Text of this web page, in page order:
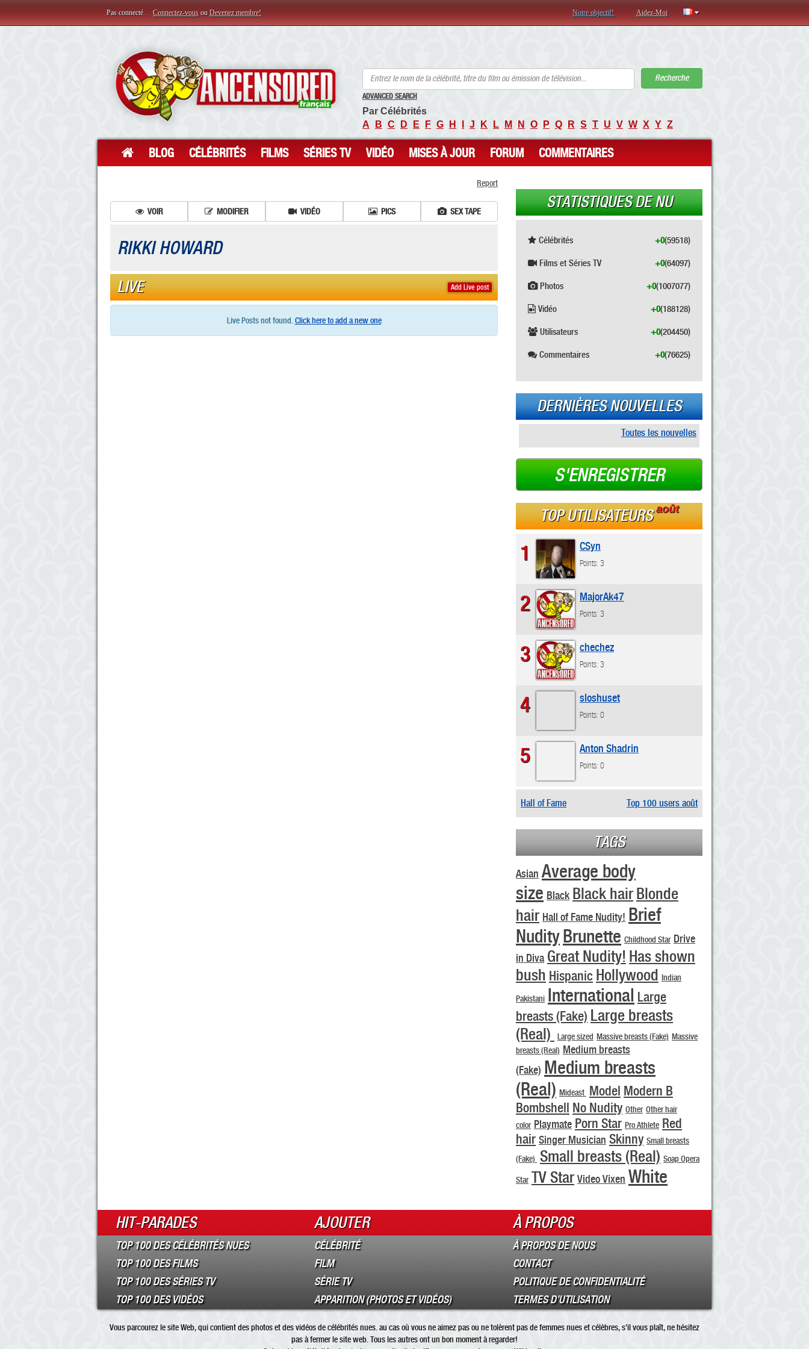
Pas connecté. Connectez-vous ou Devenez membre! Notre objectif! Aidez-Moi
Recherche
ADVANCED SEARCH
Par Célébrités
A
B C D E F G H J K L M N O P Q R S T U V W X Y Z
BLOG CÉLÉBRITÉS FILMS SÉRIES TV VIDÉO MISES À JOUR FORUM COMMENTAIRES
Report
VOIR MODIFIER VIDÉO PICS SEX TAPE
RIKKI HOWARD
Add Live post
LIVE
Live Posts not found. Click here to add a new one
STATISTIQUES DE NU
Célébrités (59518)
+0
Films et Séries TV (64097)
+0
Photos (1007077)
+0
Vidéo (188128)
+0
Utilisateurs (204450)
+0
Commentaires (76625)
+0
DERNIÈRES NOUVELLES
Toutes les nouvelles
S'ENREGISTRER
TOP UTILISATEURSaoût
1 CSyn
Points: 3
2 MajorAk47
Points: 3
3 chechez
Points: 3
4 sloshuset
Points: 0
5 Anton Shadrin
Points: 0
Hall of Fame Top 100 users août
TAGS
Asian Average body
size Black Black hairBlonde
hair Hall of Fame Nudity! Brief
NudityBrunette Childhood Star Drive
in Diva Great Nudity! Has shown
bush Hispanic Hollywood Indian
Pakistani International Large
breasts (Fake) Large breasts
(Real)
Large sized Massive breasts (Fake) Massive
breasts (Real) Medium breasts
(Fake) Medium breasts
(Real) Mideast Model Modern B
Bombshell No Nudity Other Other hair
color Playmate Porn Star Pro Athlete Red
hair Singer Musician Skinny Small breasts
(Fake) Small breasts (Real) Soap Opera
Star TV Star Video Vixen White
HIT-PARADES
TOP 100 DES CÉLÉBRITÉS NUES
TOP 100 DES FILMS
TOP 100 DES SÉRIES TV
TOP 100 DES VIDÉOS
AJOUTER
CÉLÉBRITÉ
FILM
SÉRIE TV
APPARITION (PHOTOS ET VIDÉOS)
À PROPOS
À PROPOS DE NOUS
CONTACT
POLITIQUE DE CONFIDENTIALITÉ
TERMES D’UTILISATION
Vous parcourez le site Web, qui contient des photos et des vidéos de célébrités nues. au cas où vous ne aimez pas ou ne tolèrent pas de femmes nues et célèbres, s’il vous plaît, ne hésitez
pas à fermer le site web. Tous les autres ont un bon moment à regarder!